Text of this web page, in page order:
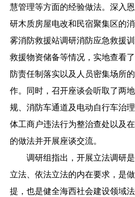
慧管理等方面的经验做法。深入
研木质房屋电改和民宿聚集区的
雾消防救援站调研消防应急救援
救援物资储备等情况，实地查看
防责任制落实以及人员密集场所
作。同时，召开座谈会听取了两
规、消防车通道及电动自行车治
体工商户违法行为整治查处以及
的做法并开展座谈交流。
调研组指出，开展立法调研
立法、依法立法的内在要求，是
提，也是健全海西社会建设领域